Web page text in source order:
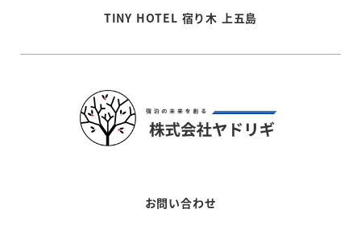
TINY HOTEL 宿り木 上五島
お問い合わせ